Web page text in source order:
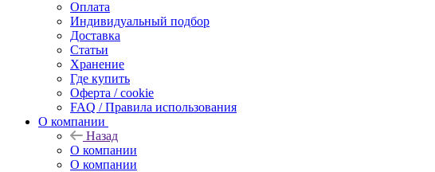
Оплата
Индивидуальный подбор
Доставка
Статьи
Хранение
Где купить
Оферта / cookie
FAQ / Правила использования
О компании
Назад
О компании
О компании